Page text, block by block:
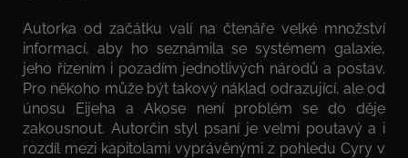
Autorka od začátku valí na čtenáře velké množství
informací, aby ho seznámila se systémem galaxie,
jeho řízením i pozadím jednotlivých národů a postav.
Pro někoho může být takový náklad odrazující, ale od
únosu Eijeha a Akose není problém se do děje
zakousnout. Autorčin styl psaní je velmi poutavý a i
rozdíl mezi kapitolami vyprávěnými z pohledu Cyry v